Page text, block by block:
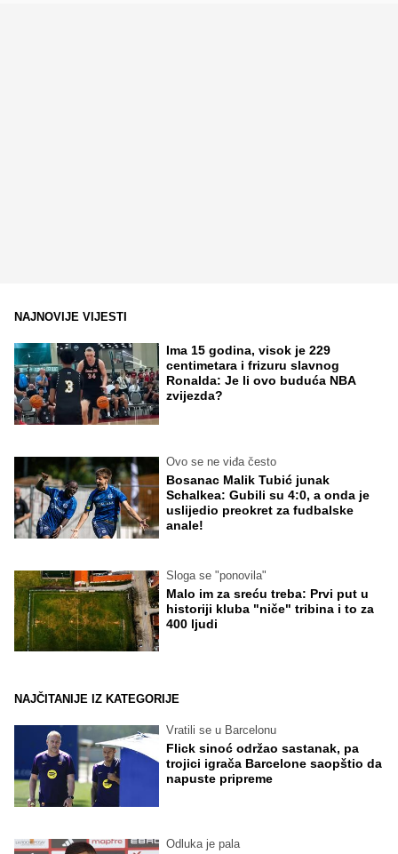
NAJNOVIJE VIJESTI
Ima 15 godina, visok je 229
centimetara i frizuru slavnog
Ronalda: Je li ovo buduća NBA
zvijezda?
Ovo se ne viđa često
Bosanac Malik Tubić junak
Schalkea: Gubili su 4:0, a onda je
uslijedio preokret za fudbalske
anale!
Sloga se "ponovila"
Malo im za sreću treba: Prvi put u
historiji kluba "niče" tribina i to za
400 ljudi
NAJČITANIJE IZ KATEGORIJE
Vratili se u Barcelonu
Flick sinoć održao sastanak, pa
trojici igrača Barcelone saopštio da
napuste pripreme
Odluka je pala